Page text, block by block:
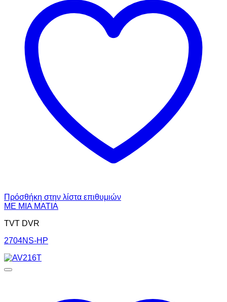
Πρόσθήκη στην λίστα επιθυμιών
ΜΕ ΜΙΑ ΜΑΤΙΑ
TVT DVR
2704NS-HP